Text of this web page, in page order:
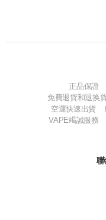
正品保證
免費退貨和退换
空運快速出貨
VAPE竭誠服務